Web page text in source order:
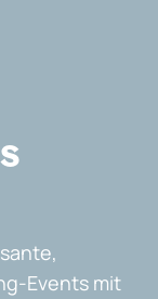
Events mit